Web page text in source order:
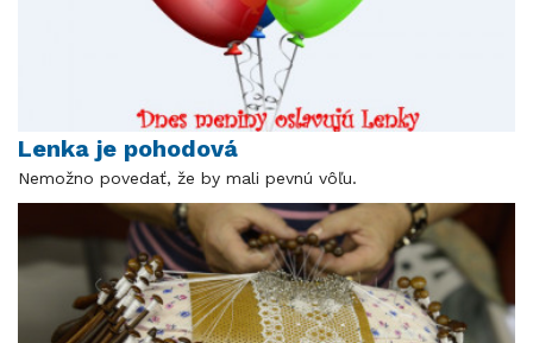
Lenka je pohodová
Nemožno povedať, že by mali pevnú vôľu.